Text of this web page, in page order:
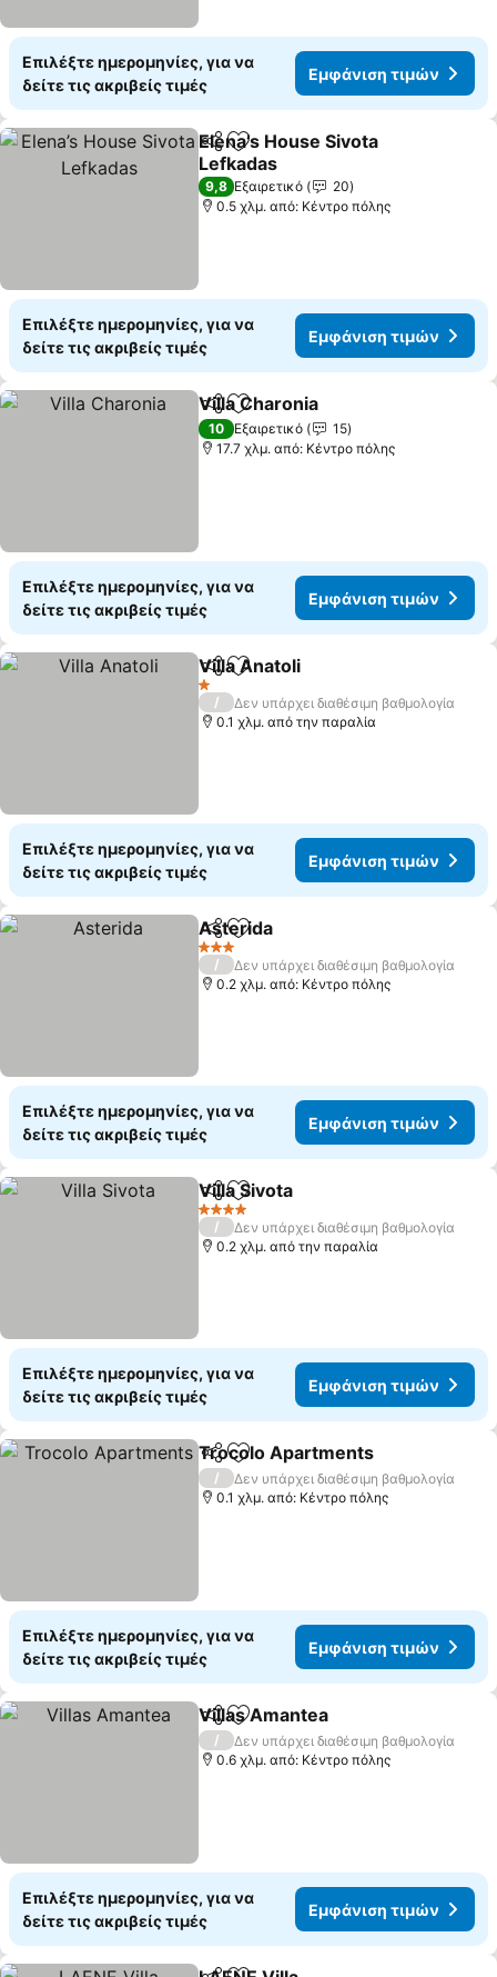
Επιλέξτε ημερομηνίες, για να
δείτε τις ακριβείς τιμές
Εμφάνιση τιμών
Κοινοποίηση
Προσθήκη στα αγαπημένα
Elena’s House Sivota
Lefkadas
9,8 Εξαιρετικό
20
0.5 χλμ. από: Κέντρο πόλης
Επιλέξτε ημερομηνίες, για να
δείτε τις ακριβείς τιμές
Εμφάνιση τιμών
Κοινοποίηση
Προσθήκη στα αγαπημένα
Villa Charonia
10 Εξαιρετικό
15
17.7 χλμ. από: Κέντρο πόλης
Επιλέξτε ημερομηνίες, για να
δείτε τις ακριβείς τιμές
Εμφάνιση τιμών
Κοινοποίηση
Προσθήκη στα αγαπημένα
Villa Anatoli
1 Αστέρια
/
Δεν υπάρχει διαθέσιμη βαθμολογία
0.1 χλμ. από την παραλία
Επιλέξτε ημερομηνίες, για να
δείτε τις ακριβείς τιμές
Εμφάνιση τιμών
Κοινοποίηση
Προσθήκη στα αγαπημένα
Asterida
3 Αστέρια
/
Δεν υπάρχει διαθέσιμη βαθμολογία
0.2 χλμ. από: Κέντρο πόλης
Επιλέξτε ημερομηνίες, για να
δείτε τις ακριβείς τιμές
Εμφάνιση τιμών
Κοινοποίηση
Προσθήκη στα αγαπημένα
Villa Sivota
4 Αστέρια
/
Δεν υπάρχει διαθέσιμη βαθμολογία
0.2 χλμ. από την παραλία
Επιλέξτε ημερομηνίες, για να
δείτε τις ακριβείς τιμές
Εμφάνιση τιμών
Κοινοποίηση
Προσθήκη στα αγαπημένα
Trocolo Apartments
/
Δεν υπάρχει διαθέσιμη βαθμολογία
0.1 χλμ. από: Κέντρο πόλης
Επιλέξτε ημερομηνίες, για να
δείτε τις ακριβείς τιμές
Εμφάνιση τιμών
Κοινοποίηση
Προσθήκη στα αγαπημένα
Villas Amantea
/
Δεν υπάρχει διαθέσιμη βαθμολογία
0.6 χλμ. από: Κέντρο πόλης
Επιλέξτε ημερομηνίες, για να
δείτε τις ακριβείς τιμές
Εμφάνιση τιμών